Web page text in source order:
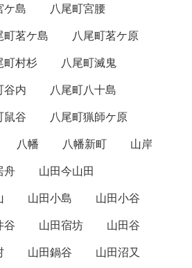
ケ島
八尾町宮腰
町茗ケ島
八尾町茗ケ原
町村杉
八尾町滅鬼
谷内
八尾町八十島
鼠谷
八尾町猟師ケ原
八幡 八幡新町
山岸
舟
山田今山田
山田小島
山田小谷
谷 山田宿坊
山田谷
山田鍋谷
山田沼又